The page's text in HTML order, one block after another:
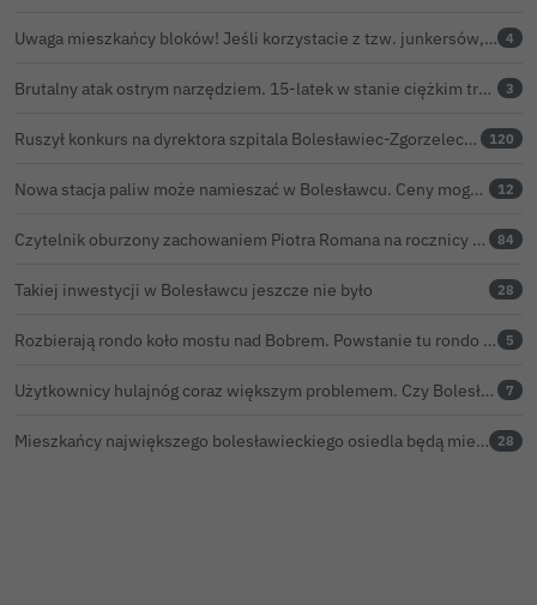
Uwaga mieszkańcy bloków! Jeśli korzystacie z tzw. junkersów, przeczytajcie to koniecznie 4
Brutalny atak ostrym narzędziem. 15-latek w stanie ciężkim trafił do szpitala 3
Ruszył konkurs na dyrektora szpitala Bolesławiec-Zgorzelec. Rozstrzygnięcie już w czerwcu? 120
Nowa stacja paliw może namieszać w Bolesławcu. Ceny mogą być niższe nawet o 30 groszy na litrze 12
Czytelnik oburzony zachowaniem Piotra Romana na rocznicy prezydentury Karola Nawrockiego. Obejrzeliśmy nagranie 84
Takiej inwestycji w Bolesławcu jeszcze nie było 28
Rozbierają rondo koło mostu nad Bobrem. Powstanie tu rondo turbinowe 5
Użytkownicy hulajnóg coraz większym problemem. Czy Bolesławiec powinien pójść śladem Gniezna? 7
Mieszkańcy największego bolesławieckiego osiedla będą mieli nowy market 28